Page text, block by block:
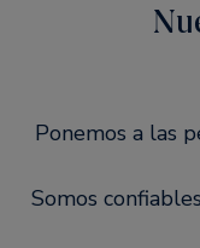
Ponemos a las
Somos